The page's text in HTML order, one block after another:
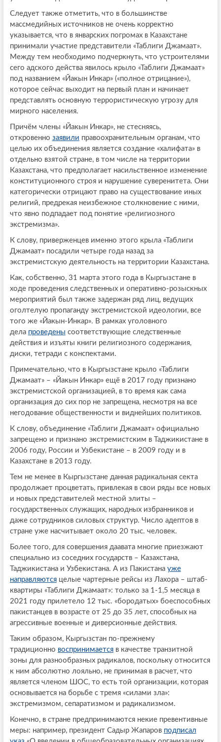
Следует также отметить, что в большинстве
массмедийных источников не очень корректно
указывается, что в январских погромах в Казахстане
принимали участие представители «Таблиги Джамаат».
Между тем необходимо подчеркнуть, что устроителями
сего адского действа явилось крыло «Таблиги Джамаат»
под названием «Йакын Инкар» («полное отрицание»),
которое сейчас выходит на первый план и начинает
представлять основную террористическую угрозу для
мирного населения.
Причём члены «Йакын Инкар», не стесняясь,
откровенно заявили правоохранительным органам, что
целью их объединения является создание «халифата» в
отдельно взятой стране, в том числе на территории
Казахстана, что предполагает насильственное изменение
конституционного строя и нарушение суверенитета. Они
категорически отрицают право на существование иных
религий, предрекая неизбежное столкновение с ними,
что явно подпадает под понятие «религиозного
экстремизма».
К слову, приверженцев именно этого крыла «Таблиги
Джамаат» посадили четыре года назад за
экстремистскую деятельность на территории Казахстана.
Как, собственно, 31 марта этого года в Кыргызстане в
ходе проведения следственных и оперативно-розыскных
мероприятий был также задержан ряд лиц, ведущих
оголтелую пропаганду экстремистской идеологии, все
того же «Йакын-Инкар». В рамках уголовного
дела проведены соответствующие следственные
действия и изъяты книги религиозного содержания,
диски, тетради с конспектами.
Примечательно, что в Кыргызстане крыло «Таблиги
Джамаат» – «Йакын Инкар» ещё в 2017 году признано
экстремистской организацией, в то время как сама
организация до сих пор не запрещена, несмотря на все
негодование общественности и виднейших политиков.
К слову, объединение «Таблиги Джамаат» официально
запрещено и признано экстремистским в Таджикистане в
2006 году, России и Узбекистане – в 2009 году и в
Казахстане в 2013 году.
Тем не менее в Кыргызстане данная радикальная секта
продолжает процветать, привлекая в свои ряды все новых
и новых представителей местной элиты –
государственных служащих, народных избранников и
даже сотрудников силовых структур. Число адептов в
стране уже насчитывает около 20 тыс. человек.
Более того, для совершения даавата многие приезжают
специально из соседних государств – Казахстана,
Таджикистана и Узбекистана. А из Пакистана уже
направляютсяцелые чартерные рейсы из Лахора – штаб-
квартиры «Таблиги Джамаат»: только за 1-1,5 месяца в
2021 году прилетело 12 тыс. «бородатых» боеспособных
пакистанцев в возрасте от 25 до 35 лет, способных на
агрессивные военные и диверсионные действия.
Таким образом, Кыргызстан по-прежнему
традиционно воспринимаетсяв качестве транзитной
зоны для разнообразных радикалов, поскольку относится
к ним абсолютно лояльно, не принимая в расчет, что
является членом ШОС, то есть той организации, которая
основывается на борьбе с тремя «силами зла»:
экстремизмом, сепаратизмом и радикализмом.
Конечно, в стране предпринимаются некие превентивные
меры: например, президент Садыр Жапаров подписал